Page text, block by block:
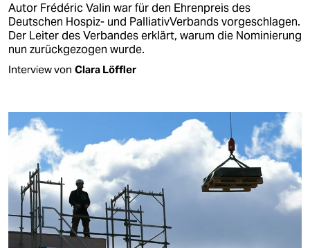
Autor Frédéric Valin war für den Ehrenpreis des
Deutschen Hospiz- und PalliativVerbands vorgeschlagen.
Der Leiter des Verbandes erklärt, warum die Nominierung
nun zurückgezogen wurde.
Interview von Clara Löffler